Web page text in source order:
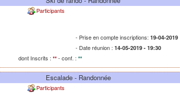
Participants
- Prise en compte inscriptions: 19-04-2019
- Date réunion : 14-05-2019 - 19:30
dont Inscrits :** - conf. : **
Escalade - Randonnée
Participants